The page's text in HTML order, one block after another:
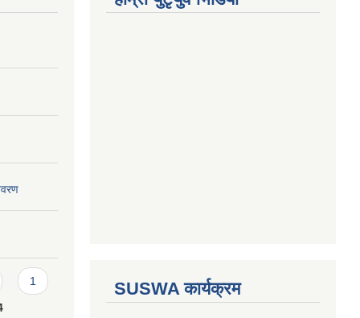
1 SUSWA कार्यक्रम